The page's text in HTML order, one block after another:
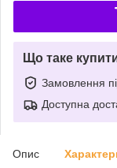
Що таке
Замовлення
Доступна
Опис